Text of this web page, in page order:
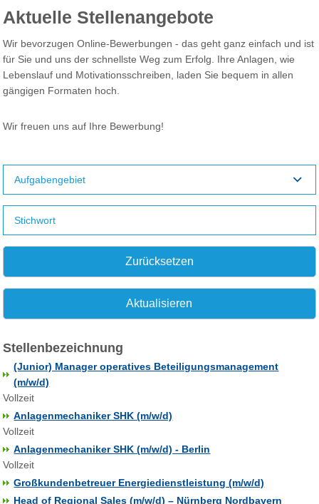
Aktuelle Stellenangebote
Wir bevorzugen Online-Bewerbungen - das geht ganz einfach und ist
für Sie und uns der schnellste Weg zum Erfolg. Ihre Anlagen, wie
Lebenslauf und Motivationsschreiben, laden Sie bequem in allen
gängigen Formaten hoch.
Wir freuen uns auf Ihre Bewerbung!
Aufgabengebiet
Zurücksetzen
Aktualisieren
Stellenbezeichnung
(Junior) Manager operatives Beteiligungsmanagement
(m/w/d)
Vollzeit
Anlagenmechaniker SHK (m/w/d)
Vollzeit
Anlagenmechaniker SHK (m/w/d) - Berlin
Vollzeit
Großkundenbetreuer Energiedienstleistung (m/w/d)
Head of Regional Sales (m/w/d) – Nürnberg Nordbayern